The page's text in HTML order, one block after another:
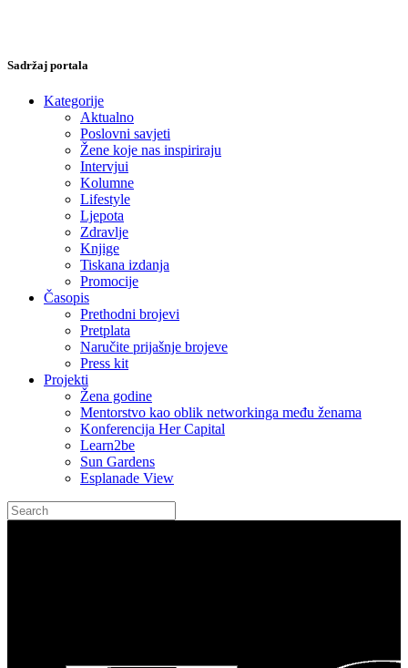
Sadržaj portala
Kategorije
Aktualno
Poslovni savjeti
Žene koje nas inspiriraju
Intervjui
Kolumne
Lifestyle
Ljepota
Zdravlje
Knjige
Tiskana izdanja
Promocije
Časopis
Prethodni brojevi
Pretplata
Naručite prijašnje brojeve
Press kit
Projekti
Žena godine
Mentorstvo kao oblik networkinga među ženama
Konferencija Her Capital
Learn2be
Sun Gardens
Esplanade View